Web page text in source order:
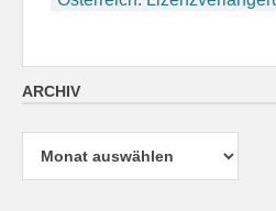
ARCHIV
Archiv